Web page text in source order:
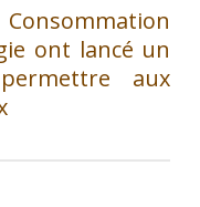
ont lancé un
aux